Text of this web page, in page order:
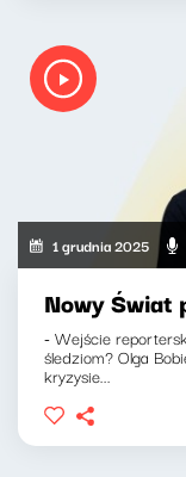
1 grudnia 2025
Nowy Świat
- Wejście
śledziom? Olga
kryzysie...